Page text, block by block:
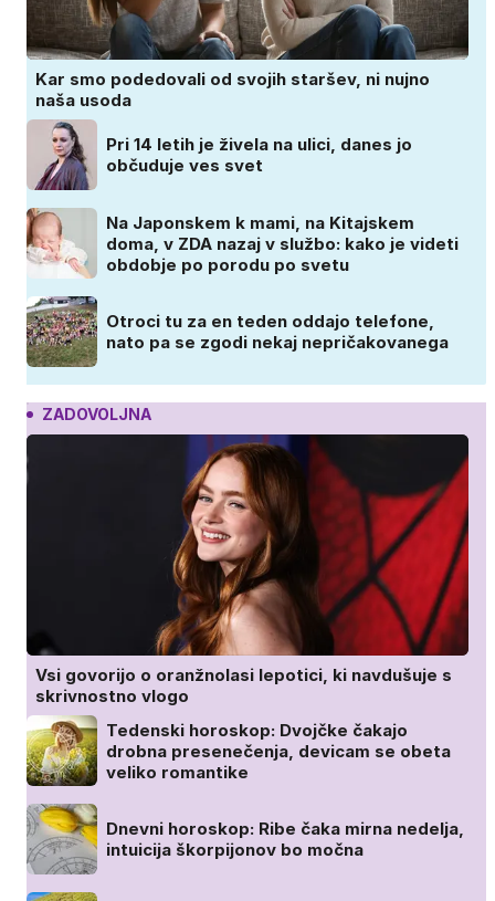
Kar smo podedovali od svojih staršev, ni nujno
naša usoda
Pri 14 letih je živela na ulici, danes jo
občuduje ves svet
Na Japonskem k mami, na Kitajskem
doma, v ZDA nazaj v službo: kako je videti
obdobje po porodu po svetu
Otroci tu za en teden oddajo telefone,
nato pa se zgodi nekaj nepričakovanega
ZADOVOLJNA
Vsi govorijo o oranžnolasi lepotici, ki navdušuje s
skrivnostno vlogo
Tedenski horoskop: Dvojčke čakajo
drobna presenečenja, devicam se obeta
veliko romantike
Dnevni horoskop: Ribe čaka mirna nedelja,
intuicija škorpijonov bo močna